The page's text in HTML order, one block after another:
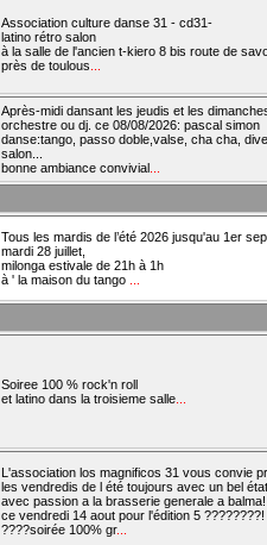
Association culture danse 31 - cd31-
latino rétro salon
à la salle de l'ancien t-kiero 8 bis route de
près de toulous
Après-midi dansant les jeudis et les
orchestre ou dj. ce 08/08/2026: pascal simon
danse:tango, passo doble,valse, cha cha,
salon...
bonne ambiance convivial
Tous les mardis de l’été 2026 jusqu'au 1er
mardi 28 juillet,
milonga estivale de 21h à 1h
à ' la maison du tango
Soiree 100 % rock'n roll
et latino dans la troisieme salle
L'association los magnificos 31 vous convie
les vendredis de l été toujours avec un bel
avec passion a la brasserie generale a
ce vendredi 14 aout pour l'édition 5 ????????!
????soirée 100% gr...